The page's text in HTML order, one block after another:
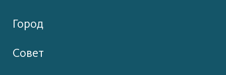
Город
Совет